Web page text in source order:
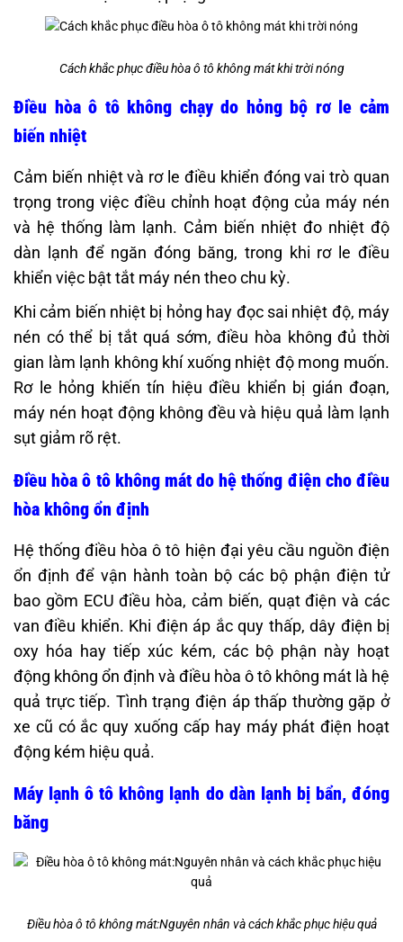
Cách khắc phục điều hòa ô tô không mát khi trời nóng
Điều hòa ô tô không chạy do hỏng bộ rơ le cảm
biến nhiệt
Cảm biến nhiệt và rơ le điều khiển đóng vai trò quan
trọng trong việc điều chỉnh hoạt động của máy nén
và hệ thống làm lạnh. Cảm biến nhiệt đo nhiệt độ
dàn lạnh để ngăn đóng băng, trong khi rơ le điều
khiển việc bật tắt máy nén theo chu kỳ.
Khi cảm biến nhiệt bị hỏng hay đọc sai nhiệt độ, máy
nén có thể bị tắt quá sớm, điều hòa không đủ thời
gian làm lạnh không khí xuống nhiệt độ mong muốn.
Rơ le hỏng khiến tín hiệu điều khiển bị gián đoạn,
máy nén hoạt động không đều và hiệu quả làm lạnh
sụt giảm rõ rệt.
Điều hòa ô tô không mát do hệ thống điện cho điều
hòa không ổn định
Hệ thống điều hòa ô tô hiện đại yêu cầu nguồn điện
ổn định để vận hành toàn bộ các bộ phận điện tử
bao gồm ECU điều hòa, cảm biến, quạt điện và các
van điều khiển. Khi điện áp ắc quy thấp, dây điện bị
oxy hóa hay tiếp xúc kém, các bộ phận này hoạt
động không ổn định và điều hòa ô tô không mát là hệ
quả trực tiếp. Tình trạng điện áp thấp thường gặp ở
xe cũ có ắc quy xuống cấp hay máy phát điện hoạt
động kém hiệu quả.
Máy lạnh ô tô không lạnh do dàn lạnh bị bẩn, đóng
băng
Điều hòa ô tô không mát:Nguyên nhân và cách khắc phục hiệu quả